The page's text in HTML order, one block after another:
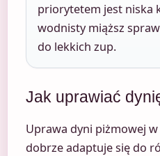
priorytetem jest niska
wodnisty miąższ
do lekkich zup.
Jak uprawiać
Uprawa dyni piżmowej
dobrze adaptuje się do